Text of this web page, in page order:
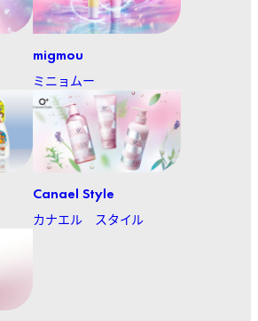
migmou
ミニョムー
Canael Style
カナエル スタイル